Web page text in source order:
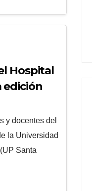
Hospital
edición
y docentes del
la Universidad
Santa